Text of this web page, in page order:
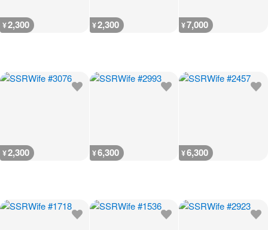
¥2,300 ¥2,300 ¥7,000
¥2,300 ¥6,300 ¥6,300